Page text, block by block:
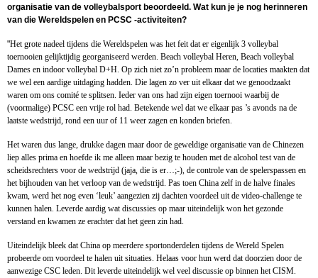
organisatie van de volleybalsport beoordeeld. Wat kun je je nog herinneren
van die Wereldspelen en PCSC -activiteiten?
"Het grote nadeel tijdens die Wereldspelen was het feit dat er eigenlijk 3 volleybal
toernooien gelijktijdig georganiseerd werden. Beach volleybal Heren, Beach volleybal
Dames en indoor volleybal D+H. Op zich niet zo’n probleem maar de locaties maakten dat
we wel een aardige uitdaging hadden. Die lagen zo ver uit elkaar dat we genoodzaakt
waren om ons comité te splitsen. Ieder van ons had zijn eigen toernooi waarbij de
(voormalige) PCSC een vrije rol had. Betekende wel dat we elkaar pas ’s avonds na de
laatste wedstrijd, rond een uur of 11 weer zagen en konden briefen.
Het waren dus lange, drukke dagen maar door de geweldige organisatie van de Chinezen
liep alles prima en hoefde ik me alleen maar bezig te houden met de alcohol test van de
scheidsrechters voor de wedstrijd (jaja, die is er…;-), de controle van de spelerspassen en
het bijhouden van het verloop van de wedstrijd. Pas toen China zelf in de halve finales
kwam, werd het nog even ‘leuk’ aangezien zij dachten voordeel uit de video-challenge te
kunnen halen. Leverde aardig wat discussies op maar uiteindelijk won het gezonde
verstand en kwamen ze erachter dat het geen zin had.
Uiteindelijk bleek dat China op meerdere sportonderdelen tijdens de Wereld Spelen
probeerde om voordeel te halen uit situaties. Helaas voor hun werd dat doorzien door de
aanwezige CSC leden. Dit leverde uiteindelijk wel veel discussie op binnen het CISM.